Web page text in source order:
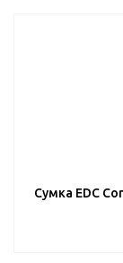
Сумка EDC